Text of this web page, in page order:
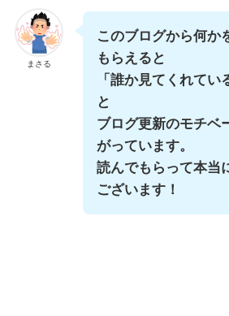
まさる
このブログから何か
もらえると
「誰か見てくれてい
と
ブログ更新のモチベ
がっています。
読んでもらって本当
ございます！